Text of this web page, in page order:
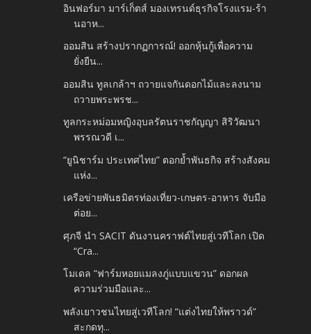
อินฟอร์มา มาร์เก็ตส์ มองเทรนด์ธุรกิจโรงแรม-ร้า
นอาห...
ออมสิน สร้างปรากฏการณ์! ออกหุ้นกู้เพื่อความ
ยั่งยืน...
ออมสิน ทูลเกล้าฯ ถวายแจกันดอกไม้และลงนาม
ถวายพระพรช...
ทูลกระหม่อมหญิงอุบลรัตนราชกัญญา สิริวัฒนา
พรรณวดี เ...
“ยูนิชาร์ม ประเทศไทย” ตอกย้ำพันธกิจ สร้างสังคม
แห่ง...
เครือข่ายพันธมิตรท่องเที่ยว-เกษตร-อาหาร จับมือ
ต่อย...
ศุภจี นำ SACIT ดันงานคราฟต์ไทยสู่เวทีโลก เปิด
“Cra...
โมเดล “ฟาร์มหอยแมลงภู่แบบแขวน” ดอกผล
ความร่วมมือและ...
พลังเยาวชนไทยสู่เวทีโลก! “แต่งไทยให้พราวด์”
สะกดทุ...